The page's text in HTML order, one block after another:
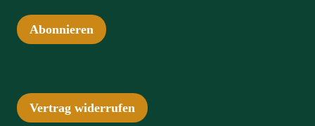
Abonnieren
Vertrag widerrufen